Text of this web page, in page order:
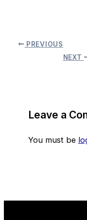
PREVIOUS
NEXT
Leave a
You must be